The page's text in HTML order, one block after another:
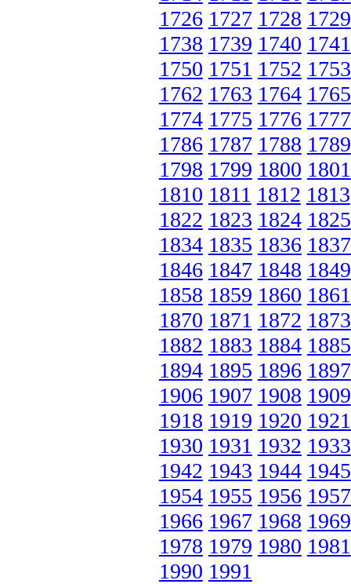
1726 1727 1728 1729
1738 1739 1740 1741
1750 1751 1752 1753
1762 1763 1764 1765
1774 1775 1776 1777
1786 1787 1788 1789
1798 1799 1800 1801
1810 1811 1812 1813
1822 1823 1824 1825
1834 1835 1836 1837
1846 1847 1848 1849
1858 1859 1860 1861
1870 1871 1872 1873
1882 1883 1884 1885
1894 1895 1896 1897
1906 1907 1908 1909
1918 1919 1920 1921
1930 1931 1932 1933
1942 1943 1944 1945
1954 1955 1956 1957
1966 1967 1968 1969
1978 1979 1980 1981
1990 1991